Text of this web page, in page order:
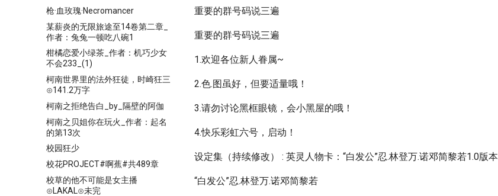
枪·血玫瑰·Necromancer
某薪炎的无限旅途至14卷第二章_
作者：兔兔一顿吃八碗1
柑橘恋爱小绿茶_作者：机巧少女
不会233_(1)
柯南世界里的法外狂徒，时崎狂三
⊙141.2万字
柯南之拒绝告白_by_隔壁的阿伽
柯南之贝姐你在玩火_作者：起名
的第13次
校园狂少
校花PROJECT#啊蕉#共489章
校草的他不可能是女主播
⊙LAKAL⊙未完
重要的群号码说三遍
重要的群号码说三遍
1.欢迎各位新人眷属~
2.色.图虽好，但要适量哦！
3.请勿讨论黑框眼镜，会小黑屋的哦！
4.快乐彩虹六号，启动！
设定集（持续修改） : 英灵人物卡：“白发公”忍.林登万.诺邓简黎若1.0版本
“白发公”忍.林登万.诺邓简黎若